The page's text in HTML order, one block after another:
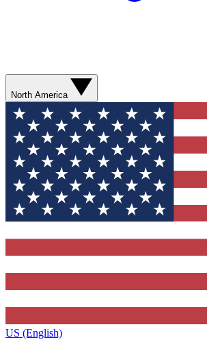
North America
US (English)